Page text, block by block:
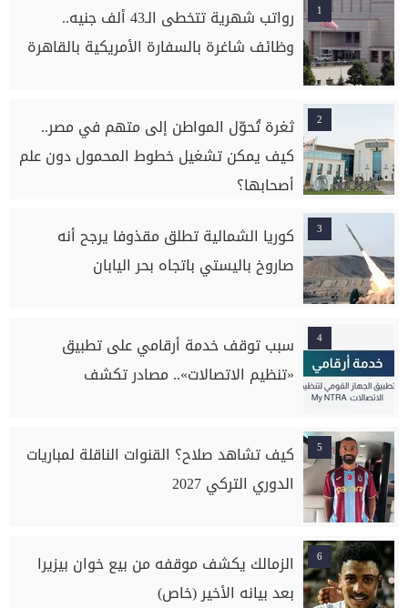
1
رواتب شهرية تتخطى الـ43 ألف جنيه..
وظائف شاغرة بالسفارة الأمريكية بالقاهرة
2
ثغرة تُحوّل المواطن إلى متهم في مصر..
كيف يمكن تشغيل خطوط المحمول دون علم
أصحابها؟
3
كوريا الشمالية تطلق مقذوفا يرجح أنه
صاروخ باليستي باتجاه بحر اليابان
4
سبب توقف خدمة أرقامي على تطبيق
«تنظيم الاتصالات».. مصادر تكشف
5
كيف تشاهد صلاح؟ القنوات الناقلة لمباريات
الدوري التركي 2027
6
الزمالك يكشف موقفه من بيع خوان بيزيرا
بعد بيانه الأخير (خاص)